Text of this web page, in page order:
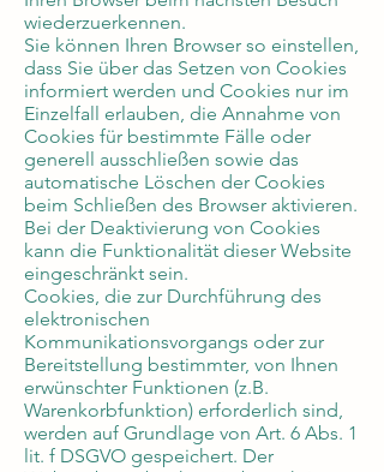
wiederzuerkennen.
Sie können Ihren Browser so einstellen,
dass Sie über das Setzen von Cookies
informiert werden und Cookies nur im
Einzelfall erlauben, die Annahme von
Cookies für bestimmte Fälle oder
generell ausschließen sowie das
automatische Löschen der Cookies
beim Schließen des Browser aktivieren.
Bei der Deaktivierung von Cookies
kann die Funktionalität dieser Website
eingeschränkt sein.
Cookies, die zur Durchführung des
elektronischen
Kommunikationsvorgangs oder zur
Bereitstellung bestimmter, von Ihnen
erwünschter Funktionen (z.B.
Warenkorbfunktion) erforderlich sind,
werden auf Grundlage von Art. 6 Abs. 1
lit. f DSGVO gespeichert. Der